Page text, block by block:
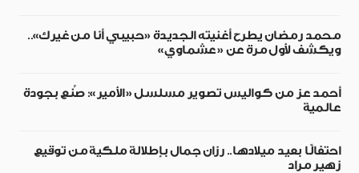
محمد رمضان يطرح أغنيته الجديدة «حبيبي أنا من غيرك»..
ويكشف لأول مرة عن «عشماوي»
أحمد عز من كواليس تصوير مسلسل «الأمير»: صُنع بجودة
عالمية
احتفالًا بعيد ميلادها.. رزان جمال بإطلالة ملكية من توقيع
زهير مراد